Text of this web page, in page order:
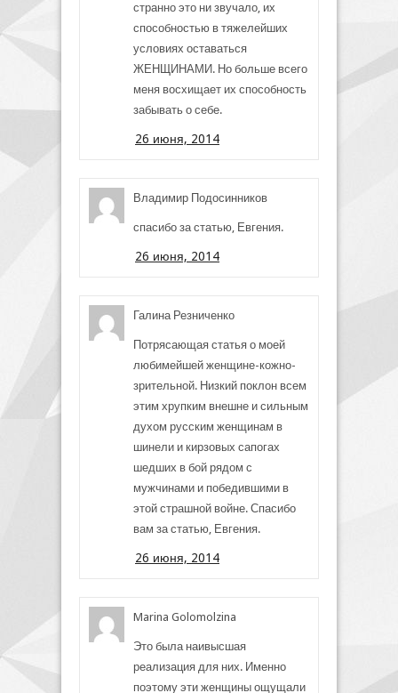
странно это ни звучало, их
способностью в тяжелейших
условиях оставаться
ЖЕНЩИНАМИ. Но больше всего
меня восхищает их способность
забывать о себе.
26 июня, 2014
Владимир Подосинников
спасибо за статью, Евгения.
26 июня, 2014
Галина Резниченко
Потрясающая статья о моей
любимейшей женщине-кожно-
зрительной. Низкий поклон всем
этим хрупким внешне и сильным
духом русским женщинам в
шинели и кирзовых сапогах
шедших в бой рядом с
мужчинами и победившими в
этой страшной войне. Спасибо
вам за статью, Евгения.
26 июня, 2014
Marina Golomolzina
Это была наивысшая
реализация для них. Именно
поэтому эти женщины ощущали